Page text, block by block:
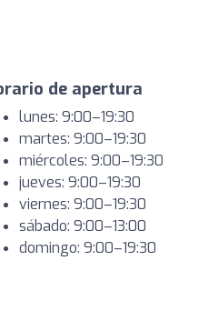
de apertura
lunes: 9:00–19:30
martes: 9:00–19:30
miércoles: 9:00–19:30
jueves: 9:00–19:30
viernes: 9:00–19:30
sábado: 9:00–13:00
domingo: 9:00–19:30